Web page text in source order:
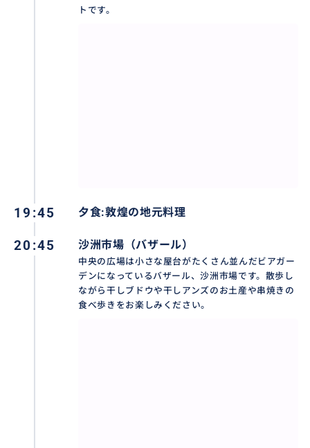
トです。
19:45 夕食:敦煌の地元料理
20:45 沙洲市場（バザール）
中央の広場は小さな屋台がたくさん並んだビアガー
デンになっているバザール、沙洲市場です。散歩し
ながら干しブドウや干しアンズのお土産や串焼きの
食べ歩きをお楽しみください。